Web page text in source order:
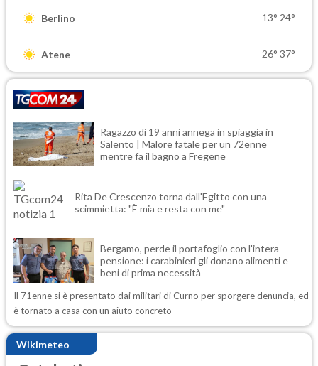
Berlino 13° 24°
Atene 26° 37°
Ragazzo di 19 anni annega in spiaggia in
Salento | Malore fatale per un 72enne
mentre fa il bagno a Fregene
Rita De Crescenzo torna dall'Egitto con una
scimmietta: "È mia e resta con me"
Bergamo, perde il portafoglio con l'intera
pensione: i carabinieri gli donano alimenti e
beni di prima necessità
Il 71enne si è presentato dai militari di Curno per sporgere denuncia, ed
è tornato a casa con un aiuto concreto
Wikimeteo